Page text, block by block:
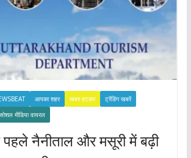
आपका शहर खबर हटकर
ट्रेंडिंग खबरें
सोशल मीडिया वायरल
पहले नैनीताल और मसूरी में बढ़ी